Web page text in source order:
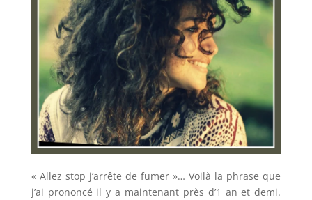
« Allez stop j’arrête de fumer »… Voilà la phrase que
j’ai prononcé il y a maintenant près d’1 an et demi.